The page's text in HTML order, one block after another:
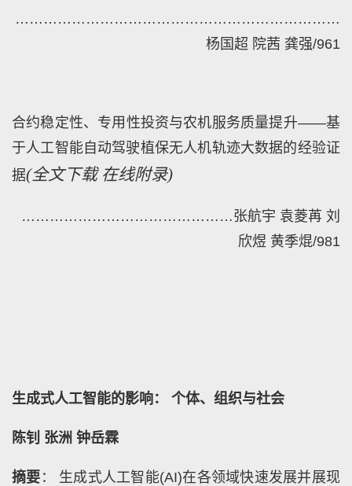
……………………………………………………………
杨国超 院茜 龚强/961
合约稳定性、专用性投资与农机服务质量提升——基
于人工智能自动驾驶植保无人机轨迹大数据的经验证
据(全文下载在线附录)
………………………………………张航宇 袁菱苒 刘
欣煜 黄季焜/981
生成式人工智能的影响： 个体、组织与社会
陈钊 张洲 钟岳霖
摘要 ： 生成式人工智能(AI)在各领域快速发展并展现